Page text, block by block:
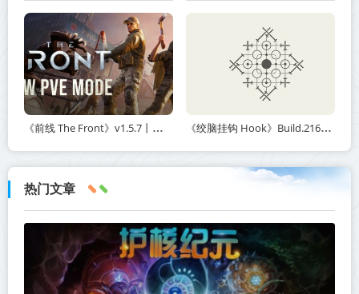
《前线 The Front》v1.5.7丨中文版网盘下载 《绞脑挂钩 Hook》Build.21678887-免安装中文版丨中文版网盘下载
热门文章